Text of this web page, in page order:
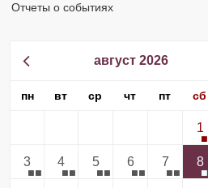
Отчеты о событиях
август 2026
пн вт ср чт пт сб
1
3 4 5 6 7 8